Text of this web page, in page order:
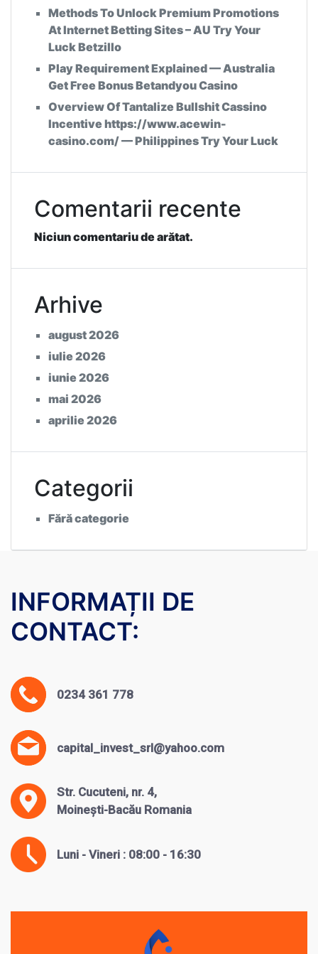
Methods To Unlock Premium Promotions
At Internet Betting Sites – AU Try Your
Luck Betzillo
Play Requirement Explained — Australia
Get Free Bonus Betandyou Casino
Overview Of Tantalize Bullshit Cassino
Incentive https://www.acewin-
casino.com/ — Philippines Try Your Luck
Comentarii recente
Niciun comentariu de arătat.
Arhive
august 2026
iulie 2026
iunie 2026
mai 2026
aprilie 2026
Categorii
Fără categorie
INFORMAȚII DE
CONTACT:
0234 361 778
capital_invest_srl@yahoo.com
Str. Cucuteni, nr. 4,
Moinești-Bacău Romania
Luni - Vineri : 08:00 - 16:30